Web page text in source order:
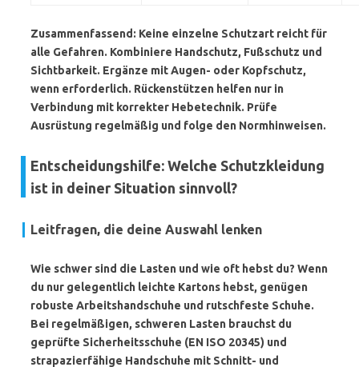
Zusammenfassend: Keine einzelne Schutzart reicht für
alle Gefahren. Kombiniere Handschutz, Fußschutz und
Sichtbarkeit. Ergänze mitAugen- oder Kopfschutz,
wenn erforderlich. Rückenstützen helfen nur in
Verbindung mit korrekter Hebetechnik. Prüfe
Ausrüstung regelmäßig und folge den Normhinweisen.
Entscheidungshilfe: Welche Schutzkleidung
ist in deiner Situation sinnvoll?
Leitfragen, die deine Auswahl lenken
Wie schwer sind die Lasten und wie oft hebst du? Wenn
du nur gelegentlich leichte Kartons hebst, genügen
robuste Arbeitshandschuhe und rutschfeste Schuhe.
Bei regelmäßigen, schweren Lasten brauchst du
geprüfte Sicherheitsschuhe (EN ISO 20345) und
strapazierfähige Handschuhe mit Schnitt- und